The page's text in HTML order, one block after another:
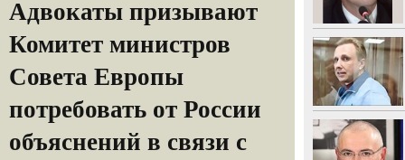
Адвокаты призывают
Комитет министров
Совета Европы
потребовать от России
объяснений в связи с